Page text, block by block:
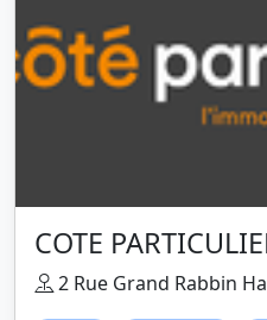
COTE
2 Rue Grand Rabbin